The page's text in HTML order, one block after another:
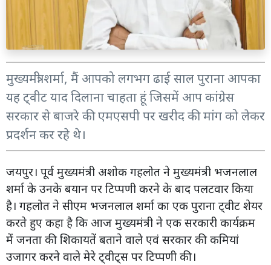
मुख्यमंत्री शर्मा, मैं आपको लगभग ढाई साल पुराना आपका
यह ट्वीट याद दिलाना चाहता हूं जिसमें आप कांग्रेस
सरकार से बाजरे की एमएसपी पर खरीद की मांग को लेकर
प्रदर्शन कर रहे थे।
जयपुर। पूर्व मुख्यमंत्री अशोक गहलोत ने मुख्यमंत्री भजनलाल
शर्मा के उनके बयान पर टिप्पणी करने के बाद पलटवार किया
है। गहलोत ने सीएम भजनलाल शर्मा का एक पुराना ट्वीट शेयर
करते हुए कहा है कि आज मुख्यमंत्री ने एक सरकारी कार्यक्रम
में जनता की शिकायतें बताने वाले एवं सरकार की कमियां
उजागर करने वाले मेरे ट्वीट्स पर टिप्पणी की।